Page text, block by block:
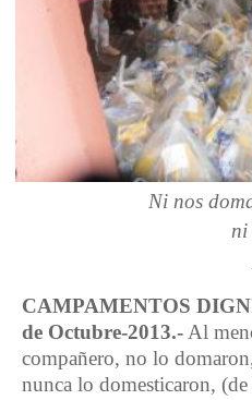
Ni nos
ni
CAMPAMENTOS
de Octubre-2013.- Al
compañero, no lo
nunca lo domesticaron, (de